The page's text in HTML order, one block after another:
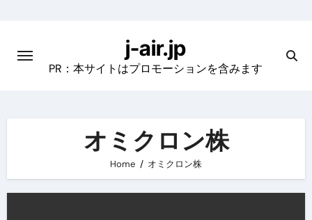
content
j-air.jp
PR：本サイトはプロモーションを含みます
オミクロン株
Home オミクロン株